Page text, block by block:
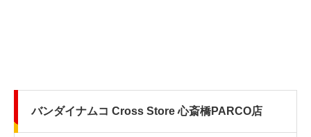
バンダイナムコ Cross Store 心斎橋PARCO店